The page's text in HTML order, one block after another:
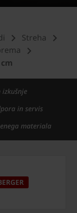
Streha
in servis
materiala